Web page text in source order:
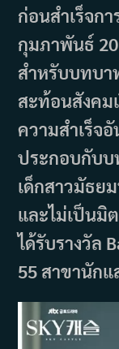
ก่อนสำเร็จก
กุมภาพันธ์
สำหรับบทบา
สะท้อนสังคม
ความสำเร็จ
ประกอบกับบ
เด็กสาวมัธย
และไม่เป็นมิ
ได้รับรางวัล
55 สาขานัก